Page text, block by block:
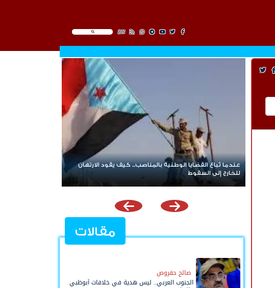
EN
عندما تُباع القضايا الوطنية بالمناصب... كيف يقود الارتهان
للخارج إلى السقوط
مقالات
صالح حقروص
الجنوب العربي.. ليس هدية في خلافات أبوظبي